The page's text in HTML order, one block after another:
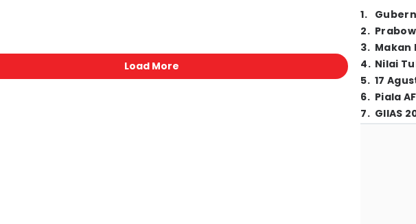
Load More
1.
2.
3. Makan
4. Nilai
5. 17
6. Piala
7. GIIAS